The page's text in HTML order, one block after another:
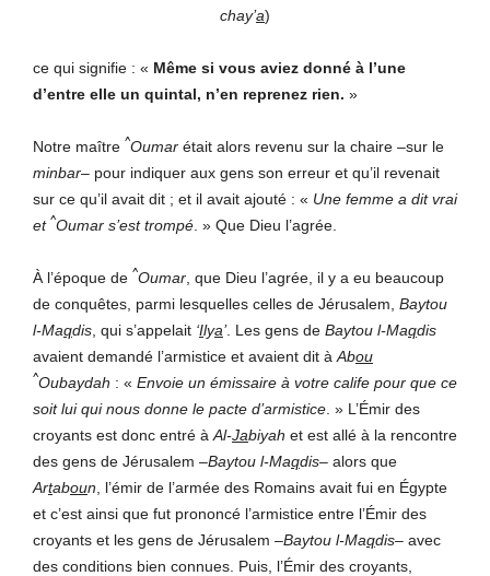
chay’a)
ce qui signifie : « Même si vous aviez donné à l’une
d’entre elle un quintal, n’en reprenez rien. »
Notre maître ^Oumar était alors revenu sur la chaire –sur le
minbar– pour indiquer aux gens son erreur et qu’il revenait
sur ce qu’il avait dit ; et il avait ajouté : « Une femme a dit vrai
et ^Oumar s’est trompé . » Que Dieu l’agrée.
À l’époque de ^Oumar , que Dieu l’agrée, il y a eu beaucoup
de conquêtes, parmi lesquelles celles de Jérusalem, Baytou
l-Maqdis , qui s’appelait ‘Ilya’. Les gens de Baytou l-Maqdis
avaient demandé l’armistice et avaient dit à Abou
^Oubaydah : « Envoie un émissaire à votre calife pour que ce
soit lui qui nous donne le pacte d’armistice . » L’Émir des
croyants est donc entré à Al-Jabiyah et est allé à la rencontre
des gens de Jérusalem –Baytou l-Maqdis– alors que
Artaboun , l’émir de l’armée des Romains avait fui en Égypte
et c’est ainsi que fut prononcé l’armistice entre l’Émir des
croyants et les gens de Jérusalem –Baytou l-Maqdis– avec
des conditions bien connues. Puis, l’Émir des croyants,